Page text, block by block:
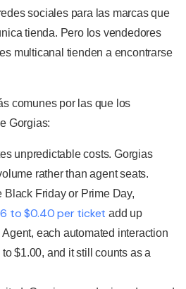
sociales para las marcas que
tienda. Pero los vendedores
multicanal tienden a encontrarse
comunes por las que los
Gorgias:
unpredictable costs. Gorgias
rather than agent seats.
Friday or Prime Day,
to $0.40 per ticket add up
each automated interaction
$1.00, and it still counts as a